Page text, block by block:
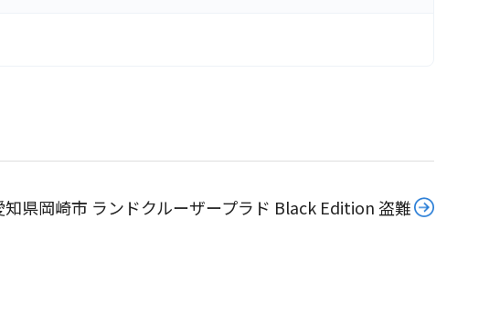
知県岡崎市 ランドクルーザープラド Black Edition 盗難